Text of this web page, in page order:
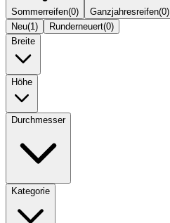
Sommerreifen(0) Ganzjahresreifen(0)
Neu(1) Runderneuert(0)
Breite
Höhe
Durchmesser
Kategorie